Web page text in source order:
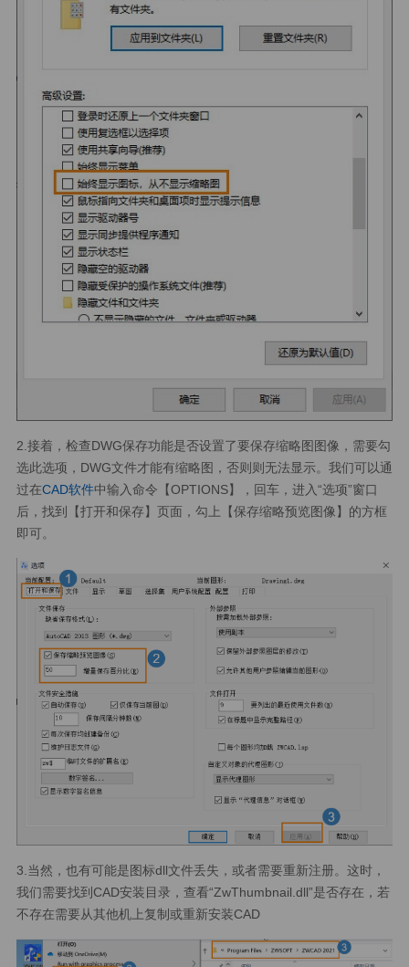
2.接着，检查DWG保存功能是否设置了要保存缩略图图像，需要勾
选此选项，DWG文件才能有缩略图，否则则无法显示。我们可以通
过在CAD软件中输入命令【OPTIONS】，回车，进入“选项”窗口
后，找到【打开和保存】页面，勾上【保存缩略预览图像】的方框
即可。
3.当然，也有可能是图标dll文件丢失，或者需要重新注册。这时，
我们需要找到CAD安装目录，查看“ZwThumbnail.dll”是否存在，若
不存在需要从其他机上复制或重新安装CAD